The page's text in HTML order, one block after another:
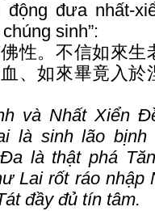
đưa nhất-
sinh”:
性。不信如來生
、如來畢竟入於
và Nhất Xiển
là sinh lão
là thật phá
Lai rốt ráo nhập
đầy đủ tín tâm.